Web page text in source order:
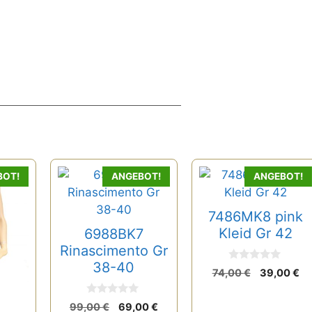
ANGEBOT!
6988BK7
Rinascimento Gr
38-40
0
99,00€
Ursprünglicher
69,00€Aktueller
ANGEBOT!
7486MK8 pink
Kleid Gr 42
0
v
74,00€ 39,00€